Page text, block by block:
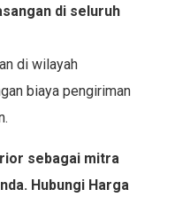
di seluruh
di wilayah
biaya pengiriman
sebagai mitra
Hubungi Harga